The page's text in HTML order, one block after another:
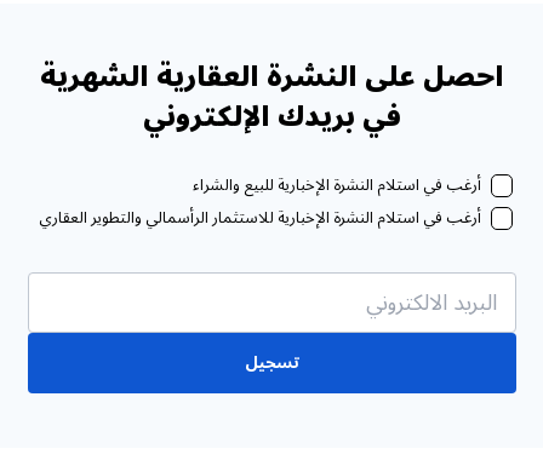
احصل على النشرة العقارية الشهرية
في بريدك الإلكتروني
أرغب في استلام النشرة الإخبارية للبيع والشراء
أرغب في استلام النشرة الإخبارية للاستثمار الرأسمالي والتطوير العقاري
تسجيل